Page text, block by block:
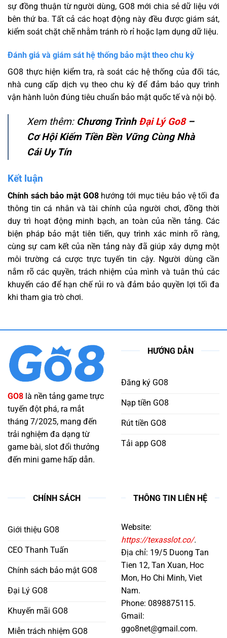
sự đồng thuận từ người dùng, GO8 mới chia sẻ dữ liệu với
bên thứ ba. Tất cả các hoạt động này đều được giám sát,
kiểm soát chặt chẽ nhằm tránh rò rỉ hoặc lạm dụng dữ liệu.
Đánh giá và giám sát hệ thống bảo mật theo chu kỳ
GO8 thực hiện kiểm tra, rà soát các hệ thống của đối tác,
nhà cung cấp dịch vụ theo chu kỳ để đảm bảo quy trình
vận hành luôn đúng tiêu chuẩn bảo mật quốc tế và nội bộ.
Xem thêm: Chương Trình Đại Lý Go8–
Cơ Hội Kiếm Tiền Bền Vững Cùng Nhà
Cái Uy Tín
Kết luận
Chính sách bảo mật GO8 hướng tới mục tiêu bảo vệ tối đa
thông tin cá nhân và tài chính của người chơi, đồng thời
duy trì hoạt động minh bạch, an toàn của nền tảng. Các
biện pháp bảo mật tiên tiến, quy trình xác minh rõ ràng,
cùng sự cam kết của nền tảng này đã giúp xây dựng một
môi trường cá cược trực tuyến tin cậy. Người dùng cần
nắm rõ các quyền, trách nhiệm của mình và tuân thủ các
khuyến cáo để hạn chế rủi ro và đảm bảo quyền lợi tối đa
khi tham gia trò chơi.
GO8 là nền tảng game trực
tuyến đột phá, ra mắt
tháng 7/2025, mang đến
trải nghiệm đa dạng từ
game bài, slot đổi thưởng
đến mini game hấp dẫn.
HƯỚNG DẪN
Đăng ký GO8
Nạp tiền GO8
Rút tiền GO8
Tải app GO8
CHÍNH SÁCH
Giới thiệu GO8
CEO Thanh Tuấn
Chính sách bảo mật GO8
Đại Lý GO8
Khuyến mãi GO8
Miễn trách nhiệm GO8
THÔNG TIN LIÊN HỆ
Website:
https://texasslot.co/.
Địa chỉ: 19/5 Duong Tan
Tien 12, Tan Xuan, Hoc
Mon, Ho Chi Minh, Viet
Nam.
Phone: 0898875115.
Gmail:
ggo8net@gmail.com.